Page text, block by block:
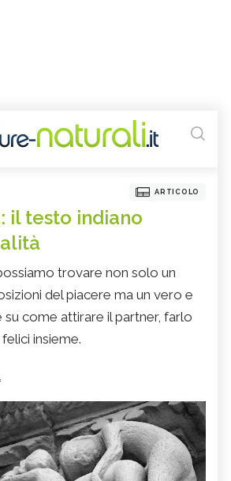
ARTICOLO
il testo indiano
trovare non solo un
del piacere ma un vero e
come attirare il partner, farlo
insieme.